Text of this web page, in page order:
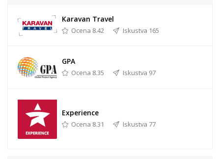
Karavan Travel
Ocena 8.42 Iskustva 165
GPA
Ocena 8.35 Iskustva 97
Experience
Ocena 8.31 Iskustva 77